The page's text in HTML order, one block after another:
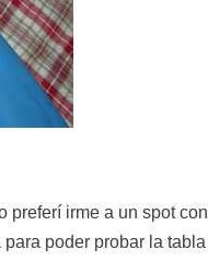
preferí irme a un spot con
poder probar la tabla